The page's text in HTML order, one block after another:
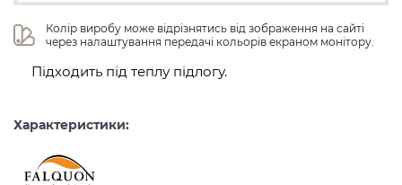
Колір виробу може відрізнятись від зображення на сайті
через налаштування передачі кольорів екраном монітору.
Підходить під теплу підлогу.
Характеристики: